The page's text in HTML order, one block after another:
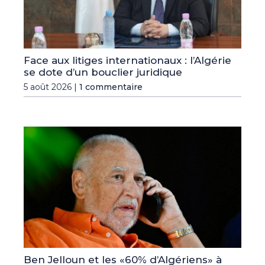
Face aux litiges internationaux : l’Algérie
se dote d’un bouclier juridique
5 août 2026 | 1 commentaire
Ben Jelloun et les «60% d’Algériens» à